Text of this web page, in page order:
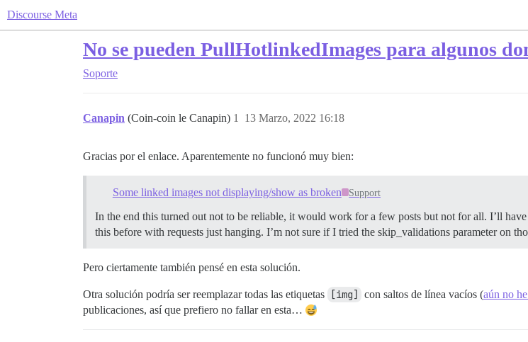
Discourse Meta
No se pueden PullHotlinkedImages para algunos
Soporte
Canapin (Coin-coin le Canapin) 13 Marzo, 2022 16:18
1
Gracias por el enlace. Aparentemente no funcionó muy bien:
Some linked images not displaying/show as broken Support
In the end this turned out not to be reliable, it would work for a few posts but not for all. I’ll
this before with requests just hanging. I’m not sure if I tried the skip_validations parameter on
Pero ciertamente también pensé en esta solución.
Otra solución podría ser reemplazar todas las etiquetas [img] con saltos de línea vacíos (aún no
publicaciones, así que prefiero no fallar en esta…